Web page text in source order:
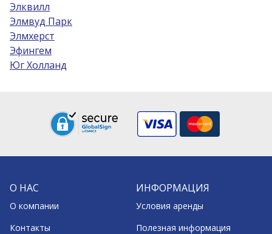
Элквилл
Элмвуд Парк
Элмхерст
Эфингем
Юг Холланд
О НАС
О компании
Контакты
ИНФОРМАЦИЯ
Условия аренды
Полезная информация